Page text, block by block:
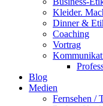
Kleider.
Dinner &
Coaching
Vortrag
Blog
Medien
Fernsehen /